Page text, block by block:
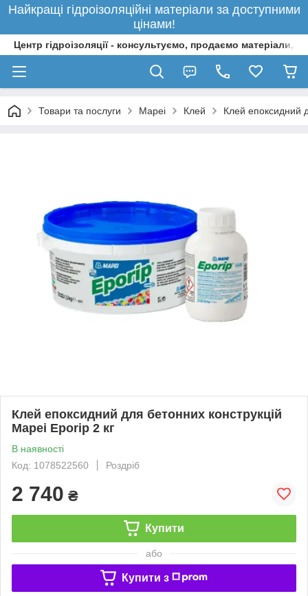
Найкращі гідроізоляційні матеріали за доступними
цінами!
Центр гідроізоляції - консультуємо, продаємо матеріали,
Товари та послуги Mapei Клей Клей епоксидний
Клей епоксидний для бетонних конструкцій
Mapei Eporip 2 кг
В наявності
Код: 1078522560
Роздріб
2 740 ₴
Купити
або
Купити з